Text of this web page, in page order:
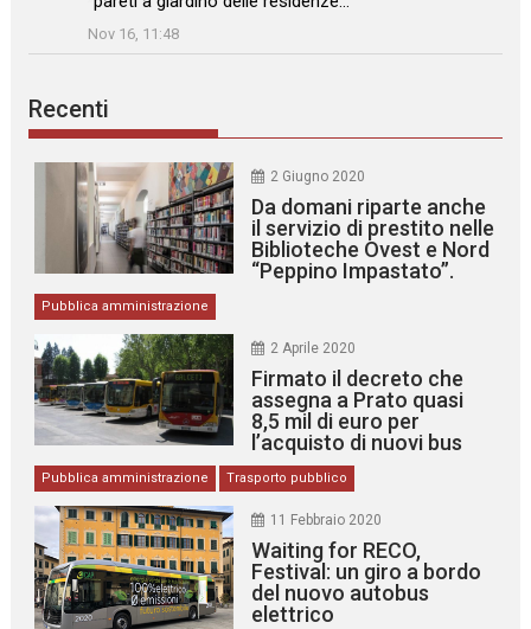
”
Nov 16, 11:48
Recenti
2 Giugno 2020
Da domani riparte anche
il servizio di prestito nelle
Biblioteche Ovest e Nord
“Peppino Impastato”.
Pubblica amministrazione
2 Aprile 2020
Firmato il decreto che
assegna a Prato quasi
8,5 mil di euro per
l’acquisto di nuovi bus
Pubblica amministrazione Trasporto pubblico
11 Febbraio 2020
Waiting for RECO,
Festival: un giro a bordo
del nuovo autobus
elettrico